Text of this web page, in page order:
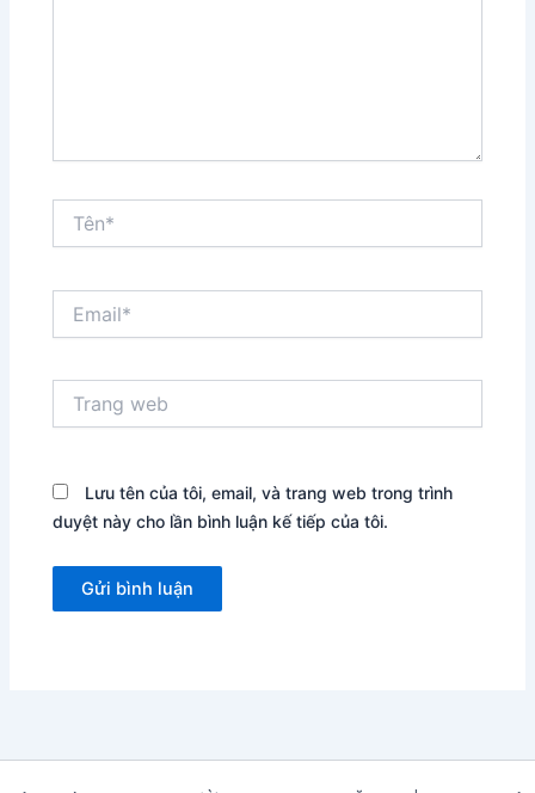
web
Lưu tên của tôi, email, và trang web trong trình
duyệt này cho lần bình luận kế tiếp của tôi.